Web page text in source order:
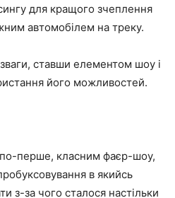
для кращого зчеплення
автомобілем на треку.
ставши елементом шоу і
його можливостей.
по-перше, класним фаєр-шоу,
в якийсь
з-за чого сталося настільки